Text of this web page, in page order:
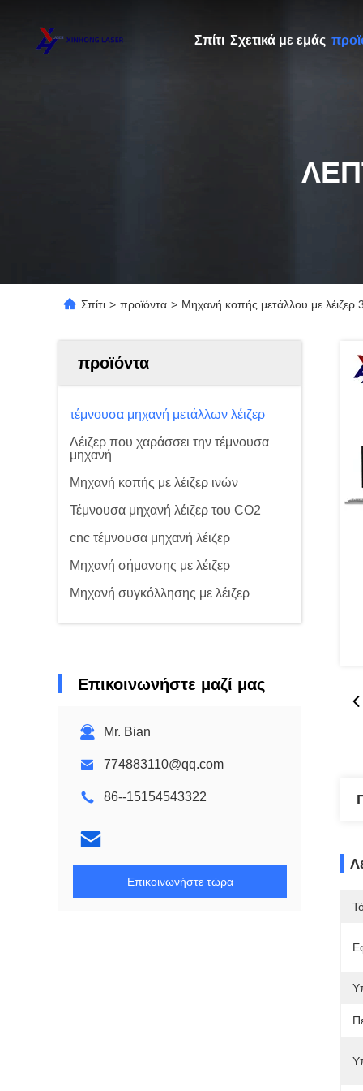
Σπίτι Σχετικά με εμάς
Σπίτι > προϊόντα > Μηχανή κοπής μετάλλου με
προϊόντα
τέμνουσα μηχανή μετάλλων λέιζερ
Λέιζερ που χαράσσει την τέμνουσα
μηχανή
Μηχανή κοπής με λέιζερ ινών
Τέμνουσα μηχανή λέιζερ του CO2
cnc τέμνουσα μηχανή λέιζερ
Μηχανή σήμανσης με λέιζερ
Μηχανή συγκόλλησης με λέιζερ
Επικοινωνήστε μαζί μας
Mr. Bian
774883110@qq.com
86--15154543322
Επικοινωνήστε τώρα